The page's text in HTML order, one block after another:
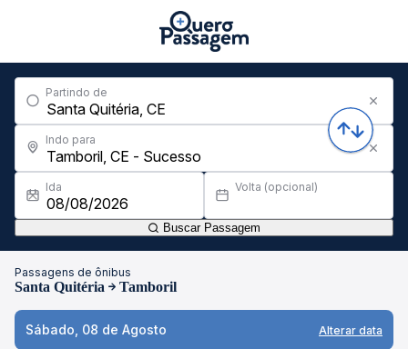
Partindo de
Indo para
Ida Volta (opcional)
Buscar Passagem
Passagens de ônibus
Santa Quitéria Tamboril
Sábado, 08 de Agosto Alterar data